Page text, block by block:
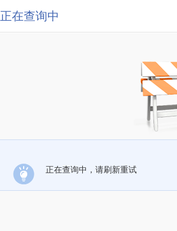
正在查询中
正在查询中，请刷新重试